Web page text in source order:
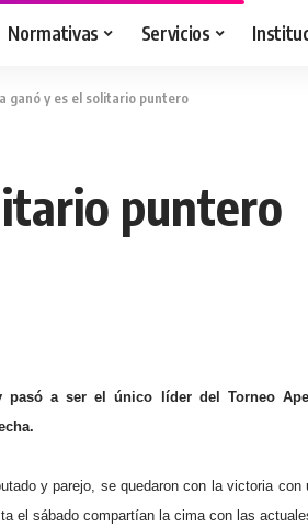
Normativas Servicios
ganó y es el solitario puntero
puntero
a ser el único líder del Torneo
y parejo, se quedaron con la victoria con
el sábado compartían la cima con las